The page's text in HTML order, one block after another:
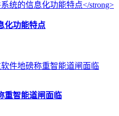
化功能特点
重智能道闸面临